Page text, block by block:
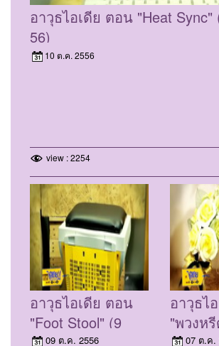
อาวุธไอเดีย ตอน "Heat Sync"
56)
10 ต.ค. 2556
view : 2254
อาวุธไอเดีย ตอน
"Foot Stool" (9
09 ต.ค. 2556
อาวุธไ
"พวงห
07 ต.ค.